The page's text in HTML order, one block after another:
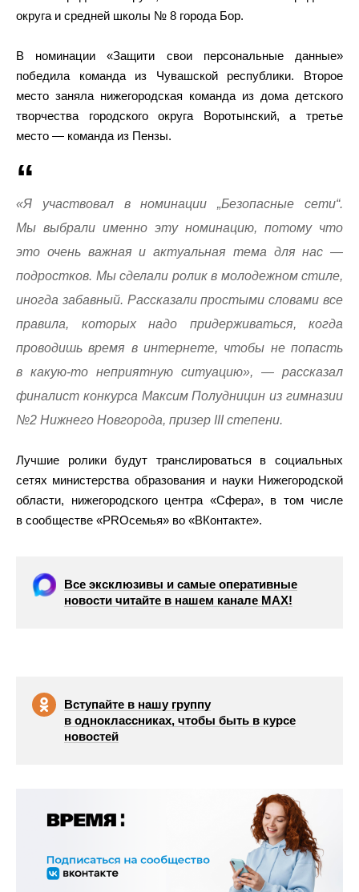
округа и средней школы № 8 города Бор.
В номинации «Защити свои персональные данные»
победила команда из Чувашской республики. Второе
место заняла нижегородская команда из дома детского
творчества городского округа Воротынский, а третье
место — команда из Пензы.
«Я участвовал в номинации „Безопасные сети“.
Мы выбрали именно эту номинацию, потому что
это очень важная и актуальная тема для нас —
подростков. Мы сделали ролик в молодежном стиле,
иногда забавный. Рассказали простыми словами все
правила, которых надо придерживаться, когда
проводишь время в интернете, чтобы не попасть
в какую-то неприятную ситуацию», — рассказал
финалист конкурса Максим Полудницин из гимназии
№2 Нижнего Новгорода, призер III степени.
Лучшие ролики будут транслироваться в социальных
сетях министерства образования и науки Нижегородской
области, нижегородского центра «Сфера», в том числе
в сообществе «PROсемья» во «ВКонтакте».
Все эксклюзивы и самые оперативные
новости читайте в нашем канале МАХ!
Вступайте в нашу группу
в одноклассниках, чтобы быть в курсе
новостей